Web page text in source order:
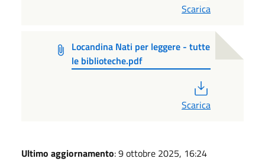
Scarica
Locandina Nati per leggere - tutte
le biblioteche.pdf
Scarica
Ultimo aggiornamento: 9 ottobre 2025, 16:24